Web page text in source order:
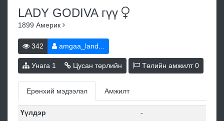
LADY GODIVA гүү
1899 Америк
342 amgaa_land...
Унага 1 Цусан төрлийн Төлийн амжилт0
Ерөнхий мэдээлэл Амжилт
Үүлдэр
-